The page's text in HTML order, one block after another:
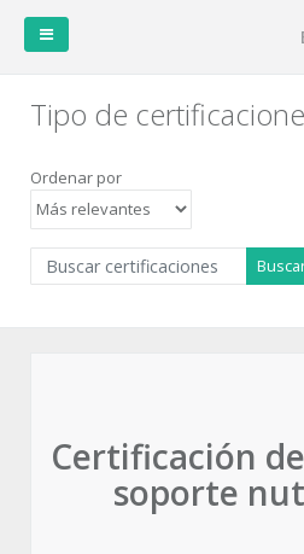
disponibles
disponibles
certificaciones
certificaciones
disponibles
Tipo de
Ordenar por
Certificación
soporte